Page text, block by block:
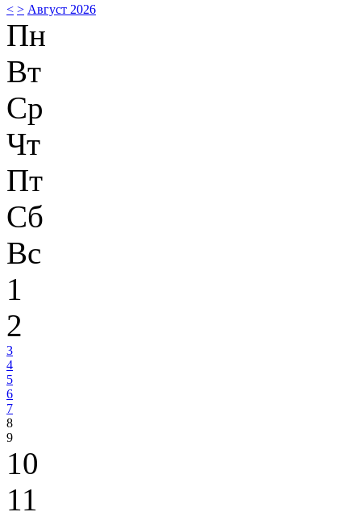
< > Август 2026
Пн
Вт
Ср
Чт
Пт
Сб
Вс
1
2
3
4
5
6
7
8
9
10
11